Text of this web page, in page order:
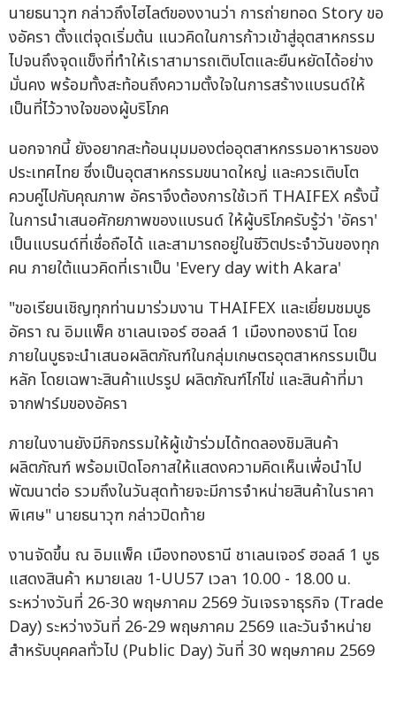
นายธนาวุฑ กล่าวถึงไฮไลต์ของงานว่า การถ่ายทอด Story ขอ
งอัครา ตั้งแต่จุดเริ่มต้น แนวคิดในการก้าวเข้าสู่อุตสาหกรรม
ไปจนถึงจุดแข็งที่ทำให้เราสามารถเติบโตและยืนหยัดได้อย่าง
มั่นคง พร้อมทั้งสะท้อนถึงความตั้งใจในการสร้างแบรนด์ให้
เป็นที่ไว้วางใจของผู้บริโภค
นอกจากนี้ ยังอยากสะท้อนมุมมองต่ออุตสาหกรรมอาหารของ
ประเทศไทย ซึ่งเป็นอุตสาหกรรมขนาดใหญ่ และควรเติบโต
ควบคู่ไปกับคุณภาพ อัคราจึงต้องการใช้เวที THAIFEX ครั้งนี้
ในการนำเสนอศักยภาพของแบรนด์ ให้ผู้บริโภครับรู้ว่า 'อัครา'
เป็นแบรนด์ที่เชื่อถือได้ และสามารถอยู่ในชีวิตประจำวันของทุก
คน ภายใต้แนวคิดที่เราเป็น 'Every day with Akara'
"ขอเรียนเชิญทุกท่านมาร่วมงาน THAIFEX และเยี่ยมชมบูธ
อัครา ณ อิมแพ็ค ชาเลนเจอร์ ฮอลล์ 1 เมืองทองธานี โดย
ภายในบูธจะนำเสนอผลิตภัณฑ์ในกลุ่มเกษตรอุตสาหกรรมเป็น
หลัก โดยเฉพาะสินค้าแปรรูป ผลิตภัณฑ์ไก่ไข่ และสินค้าที่มา
จากฟาร์มของอัครา
ภายในงานยังมีกิจกรรมให้ผู้เข้าร่วมได้ทดลองชิมสินค้า
ผลิตภัณฑ์ พร้อมเปิดโอกาสให้แสดงความคิดเห็นเพื่อนำไป
พัฒนาต่อ รวมถึงในวันสุดท้ายจะมีการจำหน่ายสินค้าในราคา
พิเศษ" นายธนาวุฑ กล่าวปิดท้าย
งานจัดขึ้น ณ อิมแพ็ค เมืองทองธานี ชาเลนเจอร์ ฮอลล์ 1 บูธ
แสดงสินค้า หมายเลข 1-UU57 เวลา 10.00 - 18.00 น.
ระหว่างวันที่ 26-30 พฤษภาคม 2569 วันเจรจาธุรกิจ (Trade
Day) ระหว่างวันที่ 26-29 พฤษภาคม 2569 และวันจำหน่าย
สำหรับบุคคลทั่วไป (Public Day) วันที่ 30 พฤษภาคม 2569